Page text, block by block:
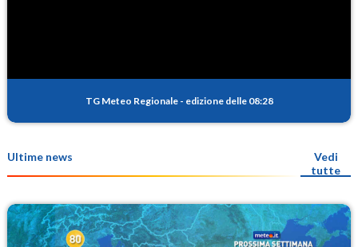
TG Meteo Regionale - edizione delle 08:28
Ultime news
Vedi
tutte